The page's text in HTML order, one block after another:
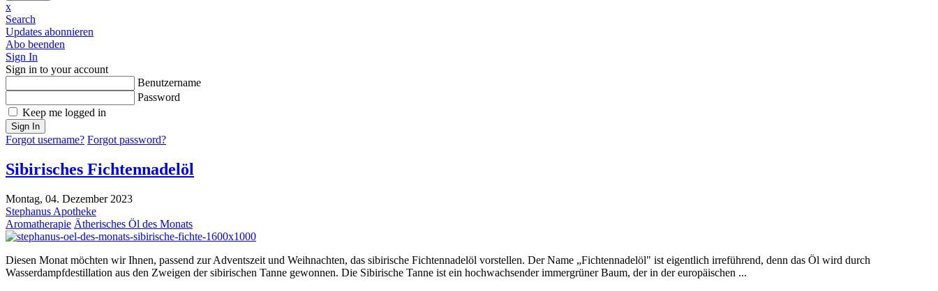
x
Search
Updates abonnieren
Abo beenden
Sign In
Sign in to your account
Benutzername
Password
Keep me logged in
Sign In
Forgot username? Forgot password?
Sibirisches Fichtennadelöl
Montag, 04. Dezember 2023
Stephanus Apotheke
Aromatherapie Ätherisches Öl des Monats
Diesen Monat möchten wir Ihnen, passend zur Adventszeit und Weihnachten, das sibirische Fichtennadelöl vorstellen. Der Name „Fichtennadelöl" ist eigentlich irreführend, denn das Öl wird durch
Wasserdampfdestillation aus den Zweigen der sibirischen Tanne gewonnen. Die Sibirische Tanne ist ein hochwachsender immergrüner Baum, der in der europäischen ...